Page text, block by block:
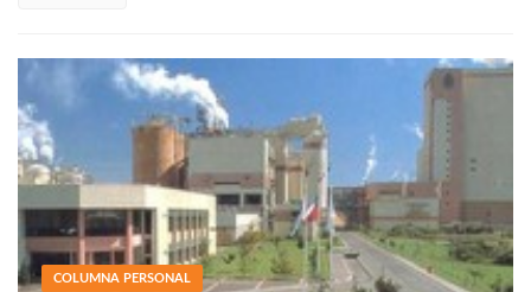
COLUMNA PERSONAL